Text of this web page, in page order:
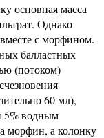
основная масса
Однако
с морфином.
балластных
(потоком)
60 мл),
5% водным
морфин, а колонку